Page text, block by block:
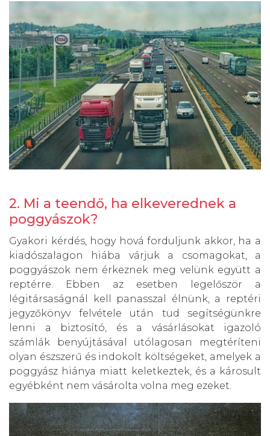
2. Mi a teendő, ha elkeverednek a
poggyászok?
Gyakori kérdés, hogy hová forduljunk akkor, ha a
kiadószalagon hiába várjuk a csomagokat, a
poggyászok nem érkeznek meg velünk együtt a
reptérre. Ebben az esetben legelőször a
légitársaságnál kell panasszal élnünk, a reptéri
jegyzőkönyv felvétele után tud segítségünkre
lenni a biztosító, és a vásárlásokat igazoló
számlák benyújtásával utólagosan megtéríteni
olyan észszerű és indokolt költségeket, amelyek a
poggyász hiánya miatt keletkeztek, és a károsult
egyébként nem vásárolta volna meg ezeket.